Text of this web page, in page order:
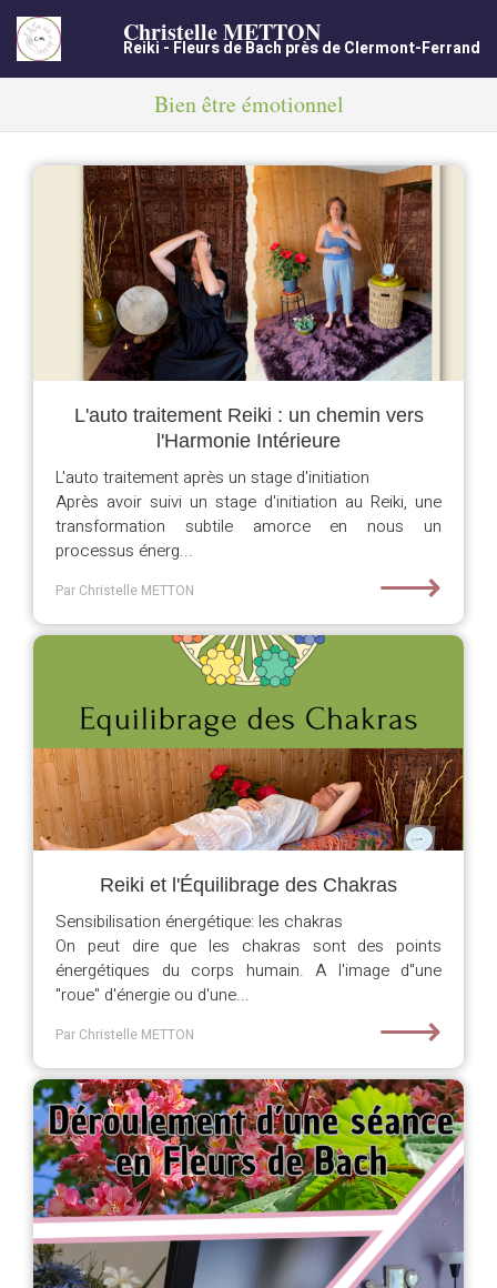
Christelle METTON
Reiki - Fleurs de Bach près de Clermont-Ferrand
Bien être émotionnel
L'auto traitement Reiki : un chemin vers
l'Harmonie Intérieure
L'auto traitement après un stage d'initiation
Après avoir suivi un stage d'initiation au Reiki, une
transformation subtile amorce en nous un
processus énerg...
Par Christelle METTON ⟶
Reiki et l'Équilibrage des Chakras
Sensibilisation énergétique: les chakras
On peut dire que les chakras sont des points
énergétiques du corps humain. A l'image d"une
"roue" d'énergie ou d'une...
Par Christelle METTON ⟶